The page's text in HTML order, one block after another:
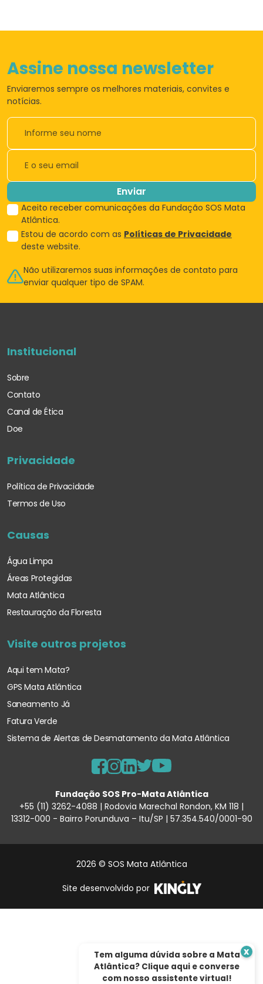
Tem alguma dúvida sobre a Mata
Atlântica? Clique aqui e converse
com nosso assistente virtual!
x
Assine nossa newsletter
Enviaremos sempre os melhores materiais, convites e
notícias.
Enviar
Aceito receber comunicações da Fundação SOS Mata
Atlântica.
Estou de acordo com as Políticas de Privacidade
deste website.
Não utilizaremos suas informações de contato para
enviar qualquer tipo de SPAM.
Institucional
Sobre
Contato
Canal de Ética
Doe
Privacidade
Política de Privacidade
Termos de Uso
Causas
Água Limpa
Áreas Protegidas
Mata Atlântica
Restauração da Floresta
Visite outros projetos
Aqui tem Mata?
GPS Mata Atlântica
Saneamento Já
Fatura Verde
Sistema de Alertas de Desmatamento da Mata Atlântica
Fundação SOS Pro-Mata Atlântica
+55 (11) 3262-4088 | Rodovia Marechal Rondon, KM 118 |
13312-000 - Bairro Porunduva – Itu/SP | 57.354.540/0001-90
2026 © SOS Mata Atlântica
Site desenvolvido por